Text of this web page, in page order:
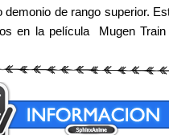
de rango superior.
en la película Mugen